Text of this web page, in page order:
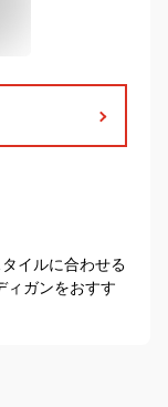
イルに合わせる
ィガンをおすす